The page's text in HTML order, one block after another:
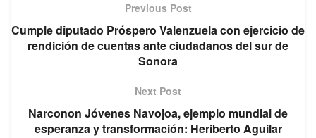
Previous Post
Cumple diputado Próspero Valenzuela con ejercicio de
rendición de cuentas ante ciudadanos del sur de
Sonora
Next Post
Narconon Jóvenes Navojoa, ejemplo mundial de
esperanza y transformación: Heriberto Aguilar